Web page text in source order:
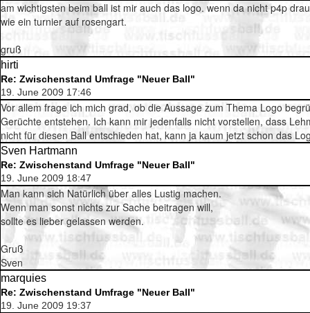
am wichtigsten beim ball ist mir auch das logo. wenn da nicht p4p
wie ein turnier auf rosengart.
gruß
hirti
Re: Zwischenstand Umfrage "Neuer Ball"
19. June 2009 17:46
Vor allem frage ich mich grad, ob die Aussage zum Thema Logo
Gerüchte entstehen. Ich kann mir jedenfalls nicht vorstellen, dass
nicht für diesen Ball entschieden hat, kann ja kaum jetzt schon das
Sven Hartmann
Re: Zwischenstand Umfrage "Neuer Ball"
19. June 2009 18:47
Man kann sich Natürlich über alles Lustig machen.
Wenn man sonst nichts zur Sache beitragen will,
sollte es lieber gelassen werden.
Gruß
Sven
marquies
Re: Zwischenstand Umfrage "Neuer Ball"
19. June 2009 19:37